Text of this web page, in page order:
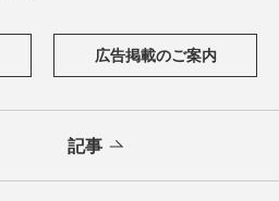
広告掲載のご案内
記事